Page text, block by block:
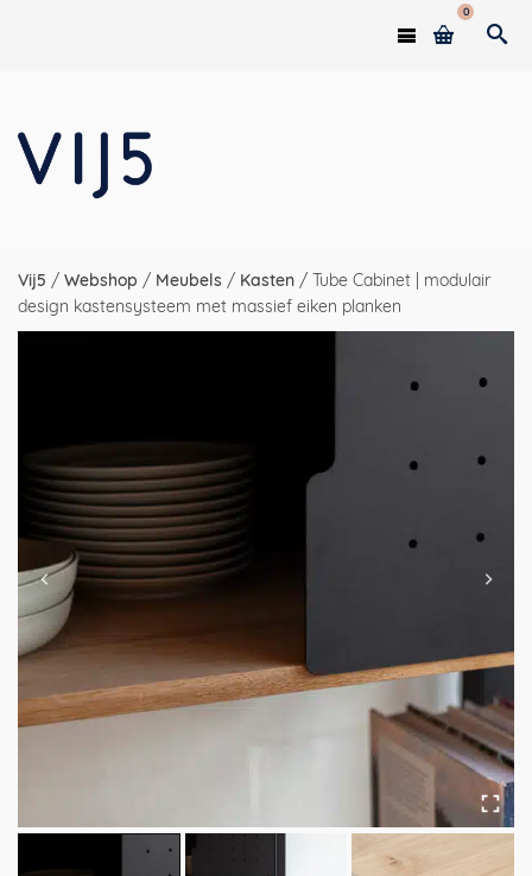
0
Vij5 / Webshop / Meubels / Kasten / Tube Cabinet | modulair
design kastensysteem met massief eiken planken